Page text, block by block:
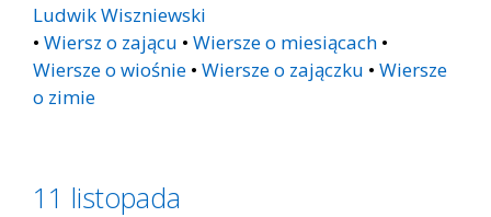
Ludwik Wiszniewski
• Wiersz o zającu • Wiersze o miesiącach •
Wiersze o wiośnie • Wiersze o zajączku • Wiersze
o zimie
11 listopada